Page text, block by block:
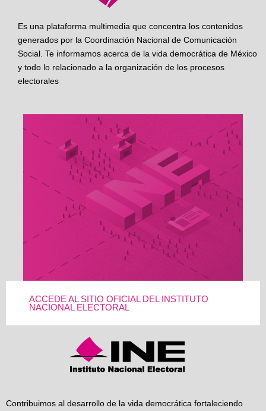
Es una plataforma multimedia que concentra los contenidos
generados por la Coordinación Nacional de Comunicación
Social. Te informamos acerca de la vida democrática de México
y todo lo relacionado a la organización de los procesos
electorales
ACCEDE AL SITIO OFICIAL DEL INSTITUTO
NACIONAL ELECTORAL
Contribuimos al desarrollo de la vida democrática fortaleciendo